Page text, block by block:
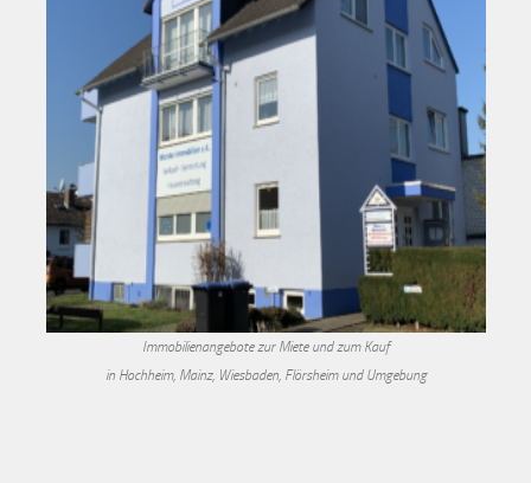
Immobilienangebote zur Miete und zum Kauf
in Hochheim, Mainz, Wiesbaden, Flörsheim und Umgebung